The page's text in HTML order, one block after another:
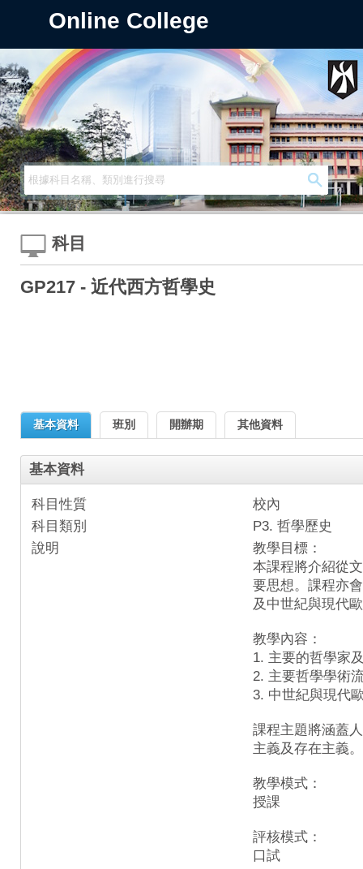
Online College
科目
GP217 - 近代西方哲學史
基本資料 班別 開辦期 其他資料
基本資料
科目性質
校內
科目類別
P3. 哲學歷史
說明
教學目標：
本課程將介紹從
要思想。課程亦
及中世紀與現代
教學內容：
1. 主要的哲學家
2. 主要哲學學術
3. 中世紀與現代
課程主題將涵蓋
主義及存在主義。
教學模式：
授課
評核模式：
口試